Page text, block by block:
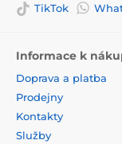
TikTok
Informace k
Doprava a platba
Prodejny
Kontakty
Služby